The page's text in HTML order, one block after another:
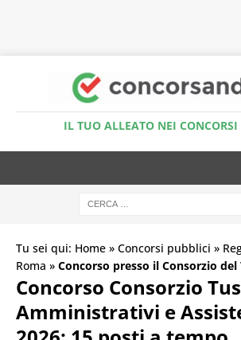
IL TUO ALLEATO NEI
Tu sei qui: Home » Concorsi pubblici »
Roma » Concorso presso il Consorzio del
Concorso Consorzio
Amministrativi e